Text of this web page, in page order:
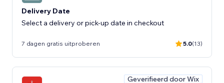
Delivery Date
Select a delivery or pick-up date in checkout
7 dagen gratis uitproberen 5.0(13)
Geverifieerd door Wix